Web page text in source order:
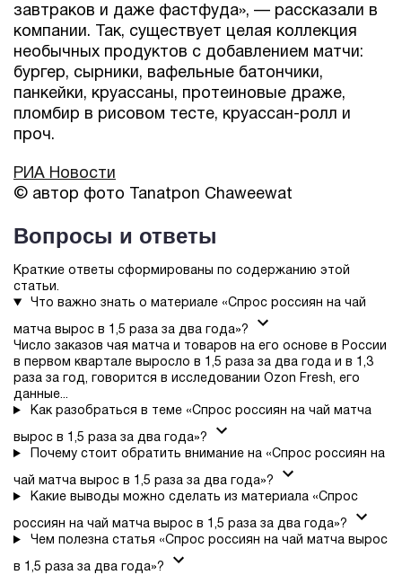
завтраков и даже фастфуда», — рассказали в
компании. Так, существует целая коллекция
необычных продуктов с добавлением матчи:
бургер, сырники, вафельные батончики,
панкейки, круассаны, протеиновые драже,
пломбир в рисовом тесте, круассан-ролл и
проч.
РИА Новости
© автор фото Tanatpon Chaweewat
Вопросы и ответы
Краткие ответы сформированы по содержанию этой
статьи.
Что важно знать о материале «Спрос россиян на чай
матча вырос в 1,5 раза за два года»?
Число заказов чая матча и товаров на его основе в России
в первом квартале выросло в 1,5 раза за два года и в 1,3
раза за год, говорится в исследовании Ozon Fresh, его
данные...
Как разобраться в теме «Спрос россиян на чай матча
вырос в 1,5 раза за два года»?
Почему стоит обратить внимание на «Спрос россиян на
чай матча вырос в 1,5 раза за два года»?
Какие выводы можно сделать из материала «Спрос
россиян на чай матча вырос в 1,5 раза за два года»?
Чем полезна статья «Спрос россиян на чай матча вырос
в 1,5 раза за два года»?